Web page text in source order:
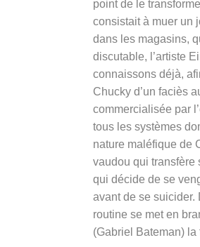
point de le
consistait à muer un
dans les magasins,
discutable, l’artiste
connaissons déjà,
Chucky d’un faciès
commercialisée par
tous les systèmes
nature maléfique de
vaudou qui transfère
qui décide de se
avant de se suicider.
routine se met en
(Gabriel Bateman)